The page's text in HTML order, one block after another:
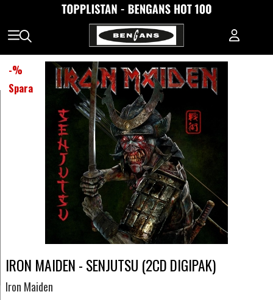
-%
Spara
IRON MAIDEN - SENJUTSU (2CD DIGIPAK)
Iron Maiden